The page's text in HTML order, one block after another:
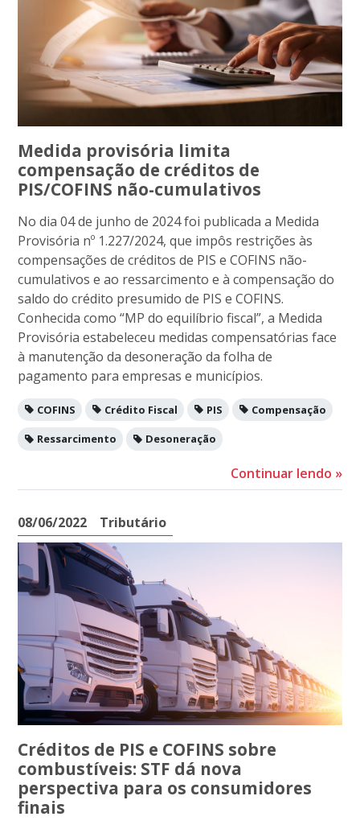
Medida provisória limita
compensação de créditos de
PIS/COFINS não-cumulativos
No dia 04 de junho de 2024 foi publicada a Medida
Provisória nº 1.227/2024, que impôs restrições às
compensações de créditos de PIS e COFINS não-
cumulativos e ao ressarcimento e à compensação do
saldo do crédito presumido de PIS e COFINS.
Conhecida como “MP do equilíbrio fiscal”, a Medida
Provisória estabeleceu medidas compensatórias face
à manutenção da desoneração da folha de
pagamento para empresas e municípios.
COFINS Crédito Fiscal PIS Compensação
Ressarcimento Desoneração
Continuar lendo »
08/06/2022 Tributário
Créditos de PIS e COFINS sobre
combustíveis: STF dá nova
perspectiva para os consumidores
finais